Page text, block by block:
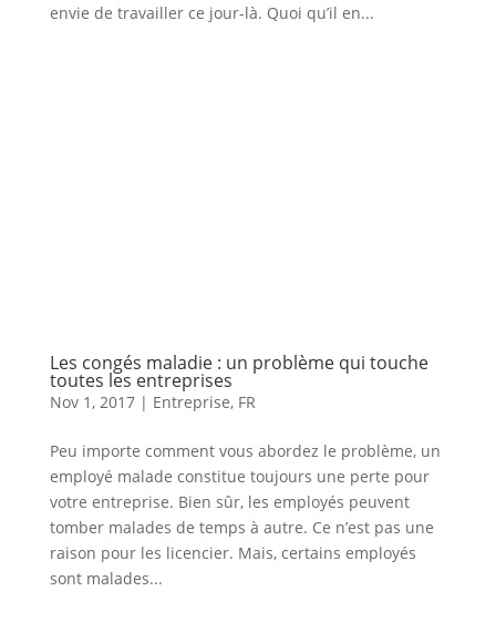
envie de travailler ce jour-là. Quoi qu’il en...
Les congés maladie : un problème qui touche
toutes les entreprises
Nov 1, 2017| Entreprise, FR
Peu importe comment vous abordez le problème, un
employé malade constitue toujours une perte pour
votre entreprise. Bien sûr, les employés peuvent
tomber malades de temps à autre. Ce n’est pas une
raison pour les licencier. Mais, certains employés
sont malades...